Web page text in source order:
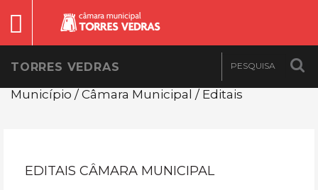
TORRES VEDRAS
Município / Câmara Municipal / Editais
EDITAIS CÂMARA MUNICIPAL